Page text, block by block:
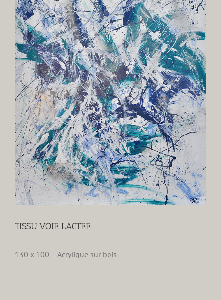
agrandie
TISSU VOIE LACTEE
130 x 100 – Acrylique sur bois